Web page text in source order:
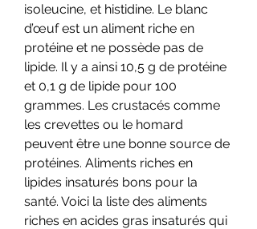
isoleucine, et histidine. Le blanc
d’œuf est un aliment riche en
protéine et ne possède pas de
lipide. Il y a ainsi 10,5 g de protéine
et 0,1 g de lipide pour 100
grammes. Les crustacés comme
les crevettes ou le homard
peuvent être une bonne source de
protéines. Aliments riches en
lipides insaturés bons pour la
santé. Voici la liste des aliments
riches en acides gras insaturés qui